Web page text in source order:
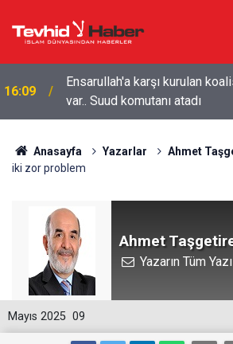
16:09
Ensarullah'a karşı kurulan
var.. Suud komutanı atadı
Anasayfa Yazarlar Ahmet
iki zor problem
Ahmet
Yazarın Tüm
09
Mayıs 2025